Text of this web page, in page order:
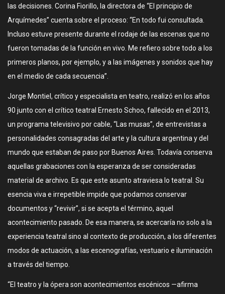
las decisiones. Corina Fiorillo, la directora de “El principio de
Arquímedes” cuenta sobre el proceso: “En todo fui consultada.
Incluso estuve presente durante el rodaje de las escenas que no
fueron tomadas de la función en vivo. Me refiero sobre todo a los
primeros planos, por ejemplo, y a las imágenes y sonidos que hay
en el medio de cada secuencia”.
Jorge Montiel, crítico y especialista en teatro, realizó en los años
90 junto con el crítico teatral Ernesto Schoo, fallecido en el 2013,
un programa televisivo por cable, “Las musas”, de entrevistas a
personalidades consagradas del arte y la cultura argentina y del
mundo que estaban de paso por Buenos Aires. Todavía conserva
aquellas grabaciones con la esperanza de ser consideradas
material de archivo. Es que este asunto atraviesa lo teatral. Su
esencia viva e irrepetible impide que podamos conservar
documentos y “revivir”, si se acepta el término, aquel
acontecimiento pasado. De esa manera, se acercaría no solo a la
experiencia teatral sino al contexto de producción, a los diferentes
modos de actuación, a las escenografías, vestuario e iluminación
a través del tiempo.
“El teatro y la ópera son acontecimientos escénicos —afirma